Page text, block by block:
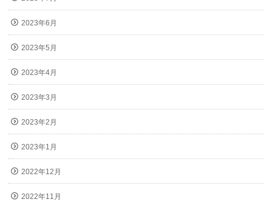
2023年6月
2023年5月
2023年4月
2023年3月
2023年2月
2023年1月
2022年12月
2022年11月